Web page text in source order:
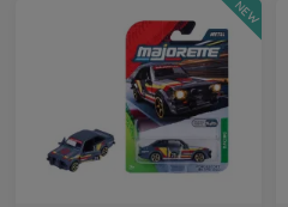
NEW